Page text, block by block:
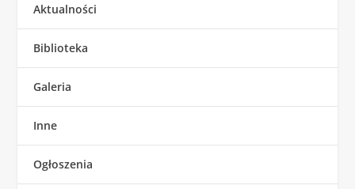
Aktualności
Biblioteka
Galeria
Inne
Ogłoszenia